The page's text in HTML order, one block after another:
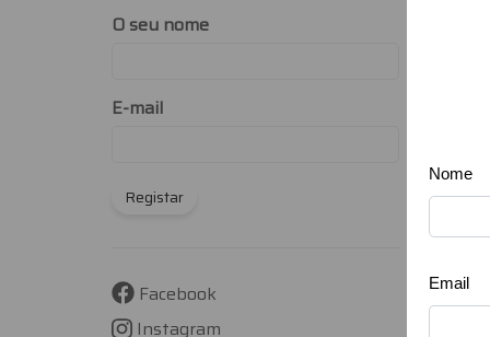
O seu nome
E-mail
Registar
Facebook
Instagram